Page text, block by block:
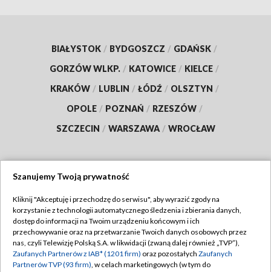
BIAŁYSTOK / BYDGOSZCZ / GDAŃSK /
GORZÓW WLKP. / KATOWICE / KIELCE /
KRAKÓW / LUBLIN / ŁÓDŹ / OLSZTYN /
OPOLE / POZNAŃ / RZESZÓW /
SZCZECIN / WARSZAWA / WROCŁAW
TVP
Abonament TVP
Emisja w TVP
Regulamin TVP
Polityka prywatności
Szanujemy Twoją prywatność
Kliknij "Akceptuję i przechodzę do serwisu", aby wyrazić zgody na
korzystanie z technologii automatycznego śledzenia i zbierania danych,
dostęp do informacji na Twoim urządzeniu końcowym i ich
przechowywanie oraz na przetwarzanie Twoich danych osobowych przez
nas, czyli Telewizję Polską S.A. w likwidacji (zwaną dalej również „TVP”),
Zaufanych Partnerów z IAB* (1201 firm) oraz pozostałych Zaufanych
Partnerów TVP (93 firm), w celach marketingowych (w tym do